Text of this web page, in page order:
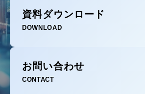
資料ダウンロード
DOWNLOAD
お問い合わせ
CONTACT